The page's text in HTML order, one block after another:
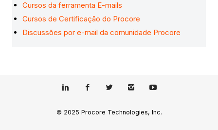
Cursos da ferramenta E-mails
Cursos de Certificação do Procore
Discussões por e-mail da comunidade Procore
© 2025 Procore Technologies, Inc.